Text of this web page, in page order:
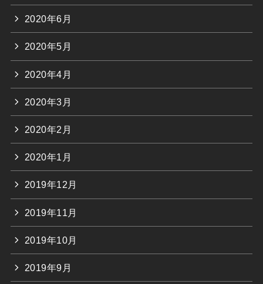
2020年6月
2020年5月
2020年4月
2020年3月
2020年2月
2020年1月
2019年12月
2019年11月
2019年10月
2019年9月